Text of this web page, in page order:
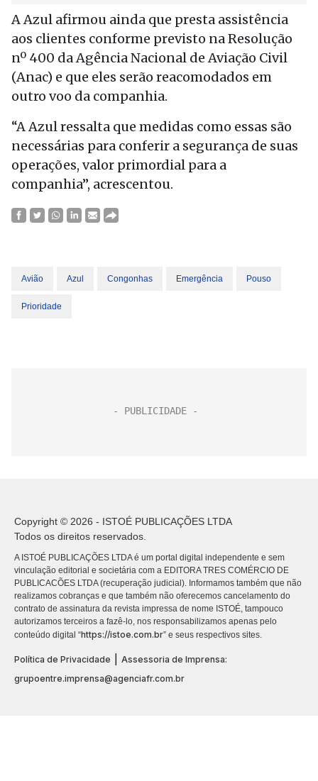
A Azul afirmou ainda que presta assistência
aos clientes conforme previsto na Resolução
nº 400 da Agência Nacional de Aviação Civil
(Anac) e que eles serão reacomodados em
outro voo da companhia.
“A Azul ressalta que medidas como essas são
necessárias para conferir a segurança de suas
operações, valor primordial para a
companhia”, acrescentou.
Avião Azul Congonhas Emergência Pouso
Prioridade
Copyright © 2026 - ISTOÉ PUBLICAÇÕES LTDA
Todos os direitos reservados.
A ISTOÉ PUBLICAÇÕES LTDA é um portal digital independente e sem
vinculação editorial e societária com a EDITORA TRES COMÉRCIO DE
PUBLICACÕES LTDA (recuperação judicial). Informamos também que não
realizamos cobranças e que também não oferecemos cancelamento do
contrato de assinatura da revista impressa de nome ISTOÉ, tampouco
autorizamos terceiros a fazê-lo, nos responsabilizamos apenas pelo
conteúdo digital “https://istoe.com.br” e seus respectivos sites.
Política de Privacidade
Assessoria de Imprensa:
grupoentre.imprensa@agenciafr.com.br